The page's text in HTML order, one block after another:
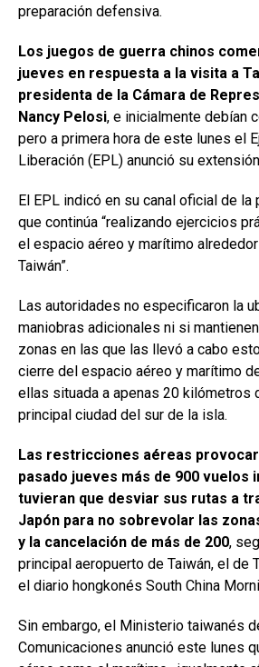
preparación defensiva.
Los juegos de guerra chinos
jueves en respuesta a la visita a
presidenta de la Cámara de
Nancy Pelosi, e inicialmente debían
pero a primera hora de este lunes el
Liberación (EPL) anunció su
El EPL indicó en su canal oficial de
que continúa “realizando ejercicios
el espacio aéreo y marítimo
Taiwán”.
Las autoridades no especificaron la
maniobras adicionales ni si
zonas en las que las llevó a cabo
cierre del espacio aéreo y marítimo
ellas situada a apenas 20 kilómetros
principal ciudad del sur de la isla.
Las restricciones aéreas
pasado jueves más de 900 vuelos
tuvieran que desviar sus rutas a
Japón para no sobrevolar las
y la cancelación de más de 200,
principal aeropuerto de Taiwán, el de
el diario hongkonés South China
Sin embargo, el Ministerio taiwanés
Comunicaciones anunció este lunes